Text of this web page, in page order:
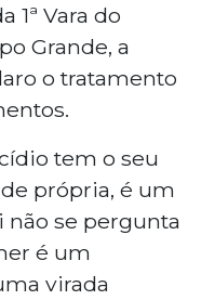
1ª Vara do
Grande, a
o tratamento
tem o seu
própria, é um
se pergunta
é um
virada